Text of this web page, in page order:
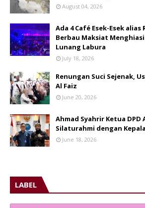
August 04, 2026
Ada 4 Café Esek-Esek alias
Berbau Maksiat Menghiasi
Lunang Labura
July 18, 2026
Renungan Suci Sejenak,
Al Faiz
June 20, 2026
Ahmad Syahrir Ketua DPD
Silaturahmi dengan
June 18, 2026
LABEL